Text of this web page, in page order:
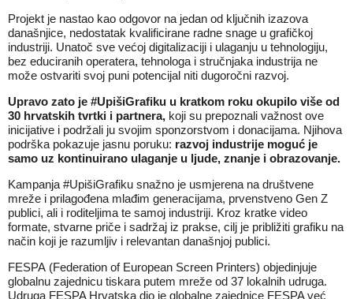
Projekt je nastao kao odgovor na jedan od ključnih izazova
današnjice, nedostatak kvalificirane radne snage u grafičkoj
industriji. Unatoč sve većoj digitalizaciji i ulaganju u tehnologiju,
bez educiranih operatera, tehnologa i stručnjaka industrija ne
može ostvariti svoj puni potencijal niti dugoročni razvoj.
Upravo zato je #UpišiGrafiku u kratkom roku okupilo više od
30 hrvatskih tvrtki i partnera, koji su prepoznali važnost ove
inicijative i podržali ju svojim sponzorstvom i donacijama. Njihova
podrška pokazuje jasnu poruku: razvoj industrije moguć je
samo uz kontinuirano ulaganje u ljude, znanje i obrazovanje.
Kampanja #UpišiGrafiku snažno je usmjerena na društvene
mreže i prilagođena mlađim generacijama, prvenstveno Gen Z
publici, ali i roditeljima te samoj industriji. Kroz kratke video
formate, stvarne priče i sadržaj iz prakse, cilj je približiti grafiku na
način koji je razumljiv i relevantan današnjoj publici.
FESPA (Federation of European Screen Printers) objedinjuje
globalnu zajednicu tiskara putem mreže od 37 lokalnih udruga.
Udruga FESPA Hrvatska dio je globalne zajednice FESPA već